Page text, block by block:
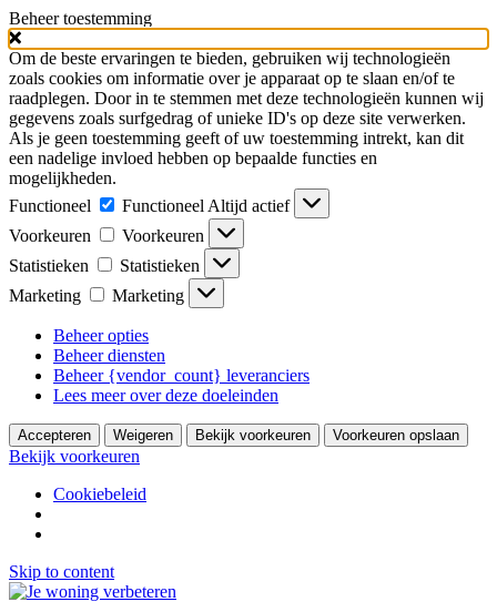
Beheer toestemming
Om de beste ervaringen te bieden, gebruiken wij technologieën
zoals cookies om informatie over je apparaat op te slaan en/of te
raadplegen. Door in te stemmen met deze technologieën kunnen wij
gegevens zoals surfgedrag of unieke ID's op deze site verwerken.
Als je geen toestemming geeft of uw toestemming intrekt, kan dit
een nadelige invloed hebben op bepaalde functies en
mogelijkheden.
Functioneel
Functioneel Altijd actief
Voorkeuren
Voorkeuren
Statistieken
Statistieken
Marketing
Marketing
Beheer opties
Beheer diensten
Beheer {vendor_count} leveranciers
Lees meer over deze doeleinden
Accepteren Weigeren Bekijk voorkeuren Voorkeuren opslaan
Bekijk voorkeuren
Cookiebeleid
Skip to content